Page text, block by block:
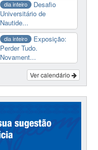
dia inteiro
Desafio
Universitário de
Nautide...
dia inteiro
Exposição:
Perder Tudo.
Novament...
Ver calendário